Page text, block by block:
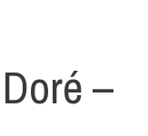
–